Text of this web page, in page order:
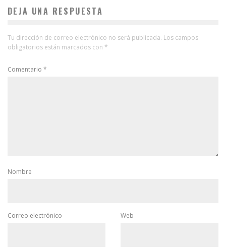
DEJA UNA RESPUESTA
Tu dirección de correo electrónico no será publicada. Los campos
obligatorios están marcados con *
Comentario *
Nombre
Correo electrónico Web